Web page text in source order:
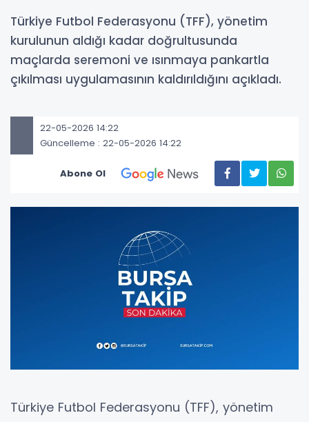
Türkiye Futbol Federasyonu (TFF), yönetim
kurulunun aldığı kadar doğrultusunda
maçlarda seremoni ve ısınmaya pankartla
çıkılması uygulamasının kaldırıldığını açıkladı.
22-05-2026 14:22
Güncelleme : 22-05-2026 14:22
Abone Ol
Türkiye Futbol Federasyonu (TFF), yönetim